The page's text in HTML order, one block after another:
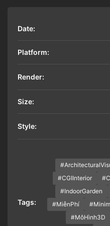
Date:
Platform:
Render:
Size:
Style:
Tags:
#CGIInterior
#IndoorGarden
#MiễnPhí
#MôHình3D